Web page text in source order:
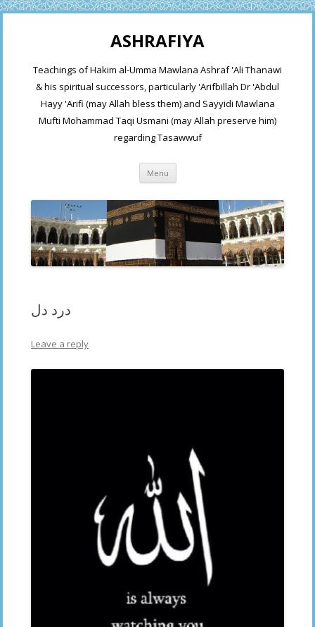
ASHRAFIYA
Teachings of Hakim al-Umma Mawlana Ashraf 'Ali Thanawi
& his spiritual successors, particularly 'Arifbillah Dr 'Abdul
Hayy 'Arifi (may Allah bless them) and Sayyidi Mawlana
Mufti Mohammad Taqi Usmani (may Allah preserve him)
regarding Tasawwuf
Menu Skip
content
درد دل
Leave a reply